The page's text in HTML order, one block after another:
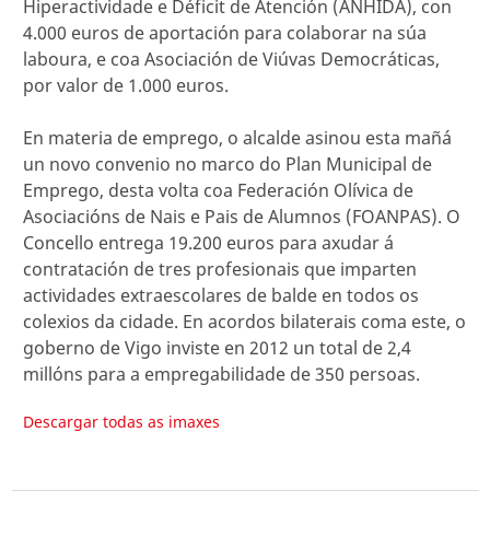
Hiperactividade e Déficit de Atención (ANHIDA), con
4.000 euros de aportación para colaborar na súa
laboura, e coa Asociación de Viúvas Democráticas,
por valor de 1.000 euros.
En materia de emprego, o alcalde asinou esta mañá
un novo convenio no marco do Plan Municipal de
Emprego, desta volta coa Federación Olívica de
Asociacións de Nais e Pais de Alumnos (FOANPAS). O
Concello entrega 19.200 euros para axudar á
contratación de tres profesionais que imparten
actividades extraescolares de balde en todos os
colexios da cidade. En acordos bilaterais coma este, o
goberno de Vigo inviste en 2012 un total de 2,4
millóns para a empregabilidade de 350 persoas.
Descargar todas as imaxes